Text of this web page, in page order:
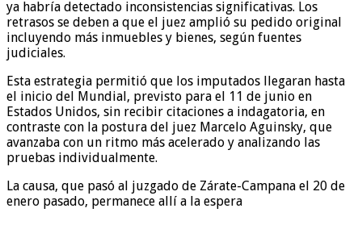
ya habría detectado inconsistencias significativas. Los
retrasos se deben a que el juez amplió su pedido original
incluyendo más inmuebles y bienes, según fuentes
judiciales.
Esta estrategia permitió que los imputados llegaran hasta
el inicio del Mundial, previsto para el 11 de junio en
Estados Unidos, sin recibir citaciones a indagatoria, en
contraste con la postura del juez Marcelo Aguinsky, que
avanzaba con un ritmo más acelerado y analizando las
pruebas individualmente.
La causa, que pasó al juzgado de Zárate-Campana el 20 de
enero pasado, permanece allí a la espera